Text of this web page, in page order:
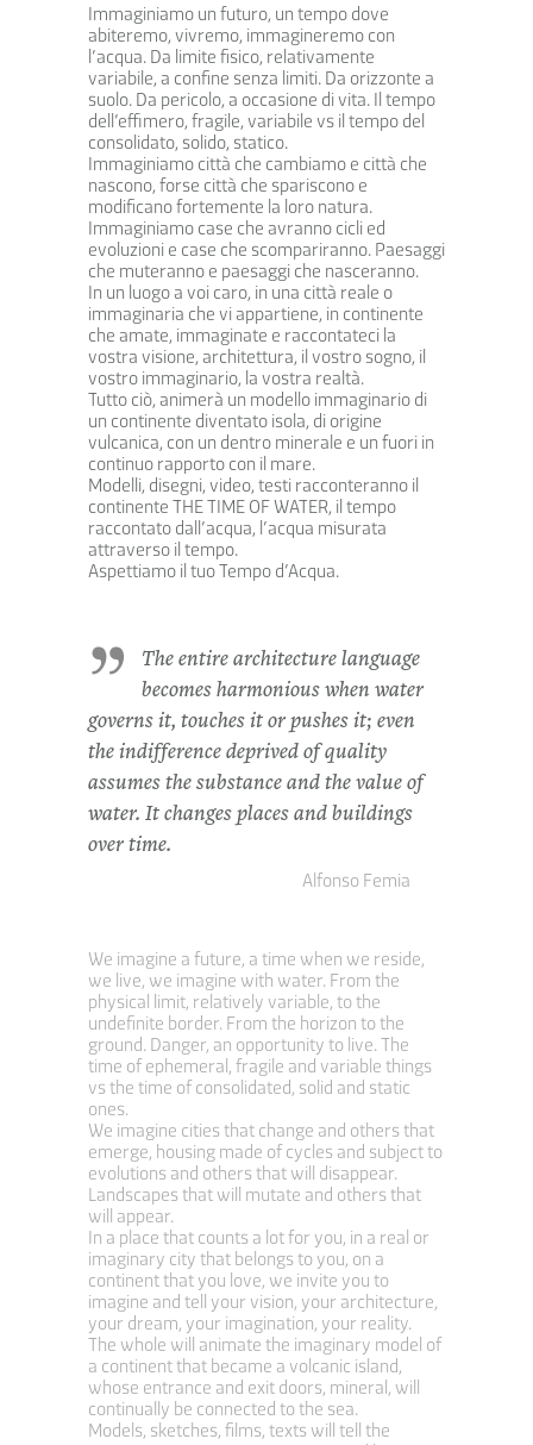
Immaginiamo un futuro, un tempo dove
abiteremo, vivremo, immagineremo con
l’acqua. Da limite fisico, relativamente
variabile, a confine senza limiti. Da orizzonte a
suolo. Da pericolo, a occasione di vita. Il tempo
dell’effimero, fragile, variabile vs il tempo del
consolidato, solido, statico.
Immaginiamo città che cambiamo e città che
nascono, forse città che spariscono e
modificano fortemente la loro natura.
Immaginiamo case che avranno cicli ed
evoluzioni e case che scompariranno. Paesaggi
che muteranno e paesaggi che nasceranno.
In un luogo a voi caro, in una città reale o
immaginaria che vi appartiene, in continente
che amate, immaginate e raccontateci la
vostra visione, architettura, il vostro sogno, il
vostro immaginario, la vostra realtà.
Tutto ciò, animerà un modello immaginario di
un continente diventato isola, di origine
vulcanica, con un dentro minerale e un fuori in
continuo rapporto con il mare.
Modelli, disegni, video, testi racconteranno il
continente THE TIME OF WATER, il tempo
raccontato dall’acqua, l’acqua misurata
attraverso il tempo.
Aspettiamo il tuo Tempo d’Acqua.
The entire architecture language
becomes harmonious when water
governs it, touches it or pushes it; even
the indifference deprived of quality
assumes the substance and the value of
water. It changes places and buildings
over time.
Alfonso Femia
We imagine a future, a time when we reside,
we live, we imagine with water. From the
physical limit, relatively variable, to the
undefinite border. From the horizon to the
ground. Danger, an opportunity to live. The
time of ephemeral, fragile and variable things
vs the time of consolidated, solid and static
ones.
We imagine cities that change and others that
emerge, housing made of cycles and subject to
evolutions and others that will disappear.
Landscapes that will mutate and others that
will appear.
In a place that counts a lot for you, in a real or
imaginary city that belongs to you, on a
continent that you love, we invite you to
imagine and tell your vision, your architecture,
your dream, your imagination, your reality.
The whole will animate the imaginary model of
a continent that became a volcanic island,
whose entrance and exit doors, mineral, will
continually be connected to the sea.
Models, sketches, films, texts will tell the